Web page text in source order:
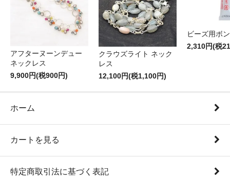
アフターヌーンデュー
ネックレス
9,900円(税900円)
クラウズライト ネック
レス
12,100円(税1,100円)
ビーズ用ボ
2,310円(税
ホーム
カートを見る
特定商取引法に基づく表記